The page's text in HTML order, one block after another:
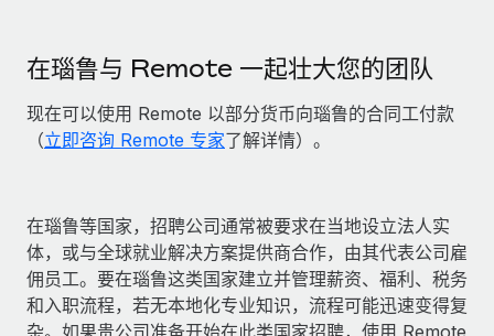
在瑙鲁与 Remote 一起壮大您的团队
现在可以使用 Remote 以部分货币向瑙鲁的合同工付款
（立即咨询 Remote 专家了解详情）。
在瑙鲁等国家，招聘公司通常被要求在当地设立法人实
体，或与全球就业解决方案提供商合作，由其代表公司雇
佣员工。要在瑙鲁这类国家建立并管理薪资、福利、税务
和入职流程，若无本地化专业知识，流程可能迅速变得复
杂。如果贵公司准备开始在此类国家招聘，使用 Remote